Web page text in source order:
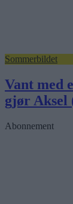
Sommerbildet
Vant med
gjør Aksel
Abonnement